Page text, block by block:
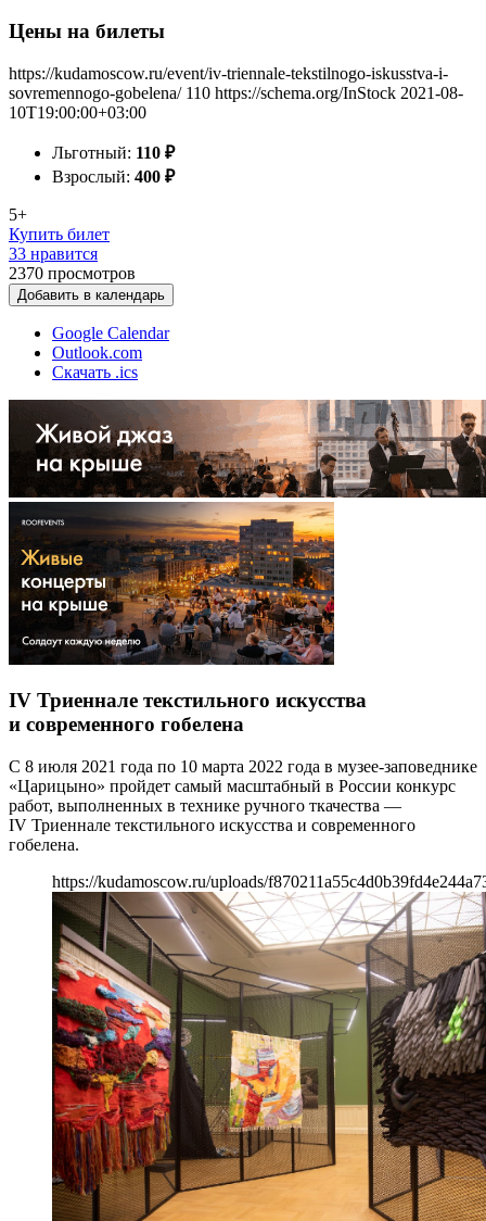
Цены на билеты
https://kudamoscow.ru/event/iv-triennale-tekstilnogo-iskusstva-i-
sovremennogo-gobelena/ 110 https://schema.org/InStock 2021-08-
10T19:00:00+03:00
Льготный: 110 ₽
Взрослый: 400 ₽
5+
Купить билет
33 нравится
2370 просмотров
Добавить в календарь
Google Calendar
Outlook.com
Скачать .ics
IV Триеннале текстильного искусства
и современного гобелена
С 8 июля 2021 года по 10 марта 2022 года в музее-заповеднике
«Царицыно» пройдет самый масштабный в России конкурс
работ, выполненных в технике ручного ткачества —
IV Триеннале текстильного искусства и современного
гобелена.
https://kudamoscow.ru/uploads/